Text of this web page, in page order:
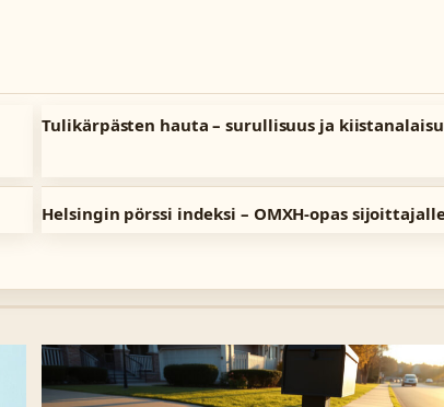
Tulikärpästen hauta – surullisuus ja
Helsingin pörssi indeksi – OMXH-opas